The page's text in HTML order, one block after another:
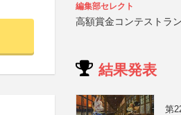
編集部セレクト
高額賞金コンテストラ
結果発表
第